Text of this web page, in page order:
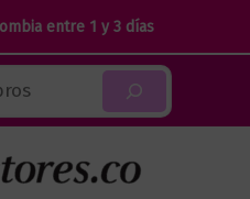
entre 1 y 3 días